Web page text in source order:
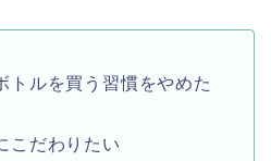
トルを買う習慣をやめた
こだわりたい